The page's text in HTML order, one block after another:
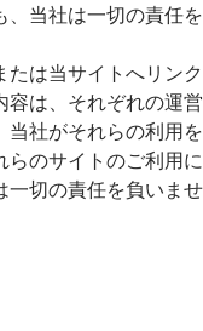
当社は一切の責任を
は当サイトへリンク
容は、それぞれの運営
当社がそれらの利用を
のサイトのご利用に
一切の責任を負いませ